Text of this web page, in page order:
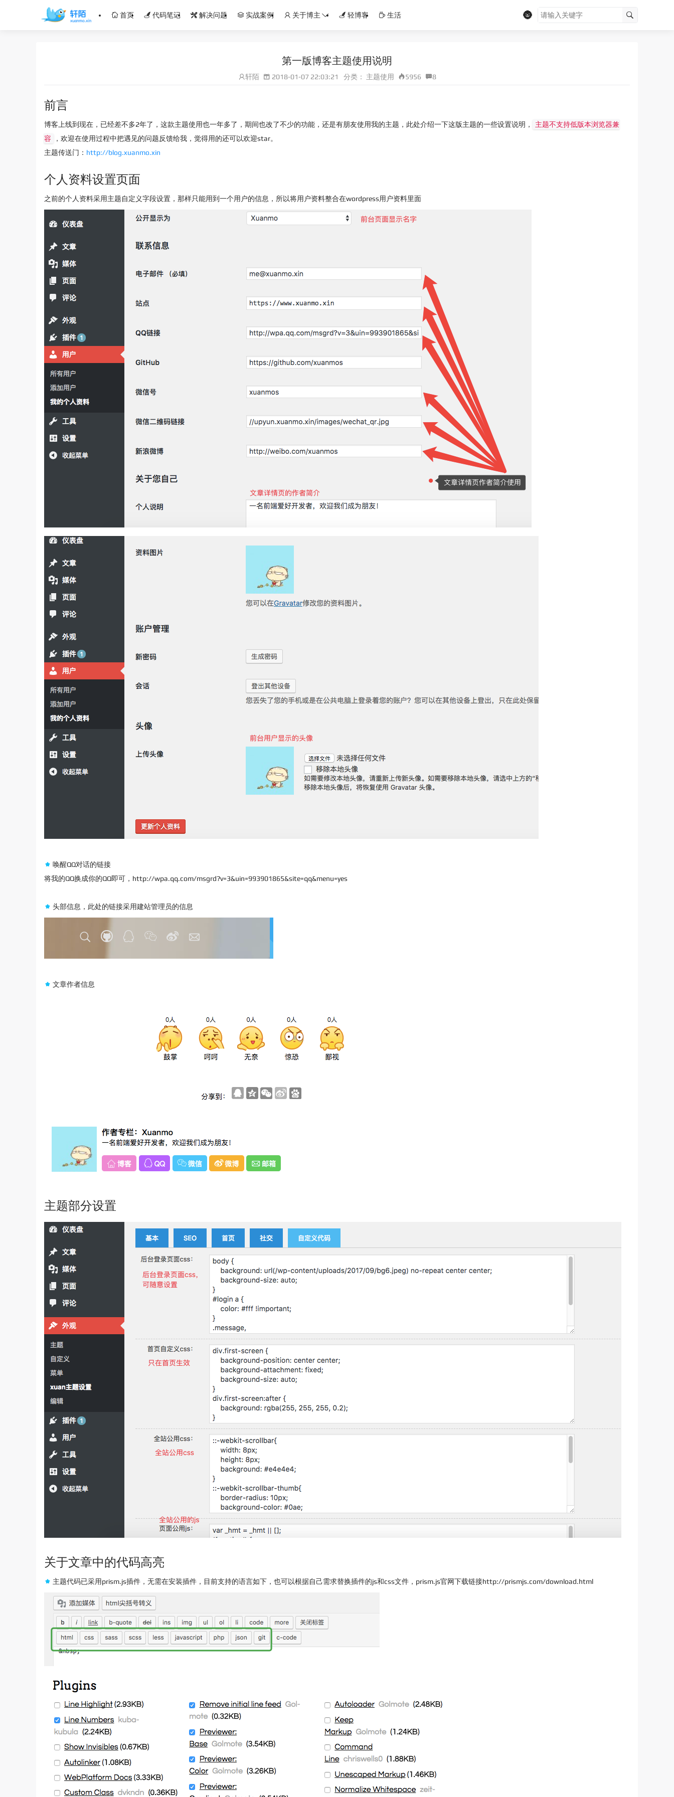
首页 代码笔记 解决问题 实战案例 关于博主 轻博客 生活 🌚
第一版博客主题使用说明
轩陌 2018-01-07 22:03:21 分类： 主题使用 5956 8
前言
博客上线到现在，已经差不多2年了，这款主题使用也一年多了，期间也改了不少的功能，还是有朋友使用我的主题，此处介绍一下这版主题的一些设置说明，
主题不支持低版本浏览器兼
容
，欢迎在使用过程中把遇见的问题反馈给我，觉得用的还可以欢迎star。
主题传送门： http://blog.xuanmo.xin
个人资料设置页面
之前的个人资料采用主题自定义字段设置，那样只能用到一个用户的信息，所以将用户资料整合在wordpress用户资料里面
唤醒QQ对话的链接
将我的QQ换成你的QQ即可，http://wpa.qq.com/msgrd?v=3&uin=993901865&site=qq&menu=yes
头部信息，此处的链接采用建站管理员的信息
文章作者信息
主题部分设置
关于文章中的代码高亮
主题代码已采用prism.js插件，无需在安装插件，目前支持的语言如下，也可以根据自己需求替换插件的js和css文件，prism.js官网下载链接http://prismjs.com/download.html